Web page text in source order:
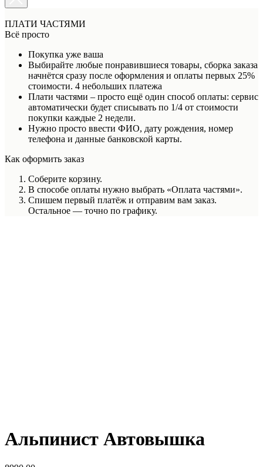
ПЛАТИ ЧАСТЯМИ
Всё просто
Покупка уже ваша
Выбирайте любые понравившиеся товары, сборка заказа
начнётся сразу после оформления и оплаты первых 25%
стоимости. 4 небольших платежа
Плати частями – просто ещё один способ оплаты: сервис
автоматически будет списывать по 1/4 от стоимости
покупки каждые 2 недели.
Нужно просто ввести ФИО, дату рождения, номер
телефона и данные банковской карты.
Как оформить заказ
Соберите корзину.
В способе оплаты нужно выбрать «Оплата частями».
Спишем первый платёж и отправим вам заказ.
Остальное — точно по графику.
Альпинист Автовышка